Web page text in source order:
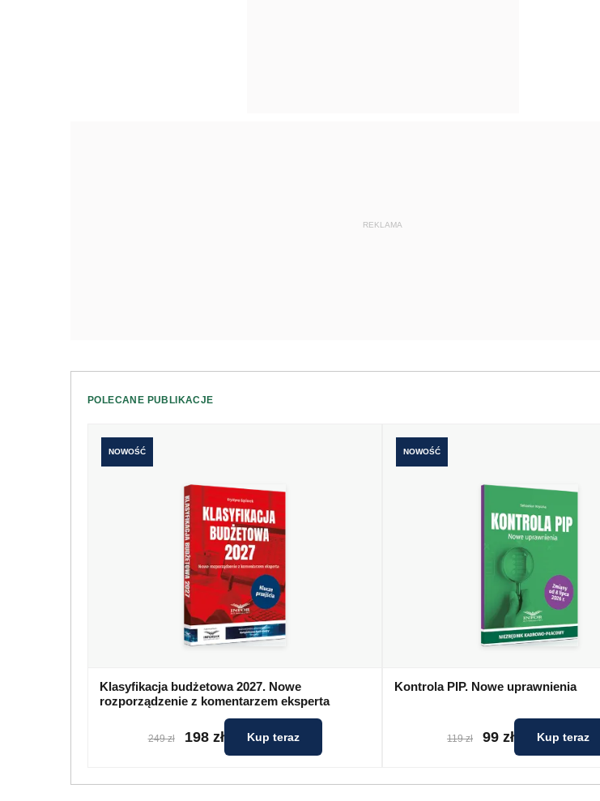
REKLAMA
POLECANE PUBLIKACJE
NOWOŚĆ
Klasyfikacja budżetowa 2027. Nowe
rozporządzenie z komentarzem eksperta
249 zł 198 zł Kup teraz
NOWOŚĆ
Kontrola PIP. Nowe uprawnienia
119 zł 99 zł Kup teraz